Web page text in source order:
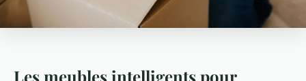
Les meubles intelligents pour